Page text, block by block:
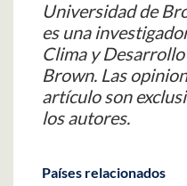
Universidad de
es una
Clima y
Brown. Las
artículo son
los autores.
Países relacionados